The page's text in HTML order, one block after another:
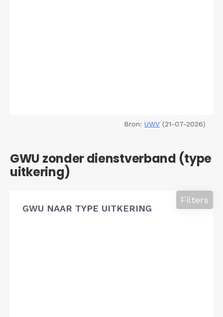
Bron: UWV (21-07-2026)
GWU zonder dienstverband (type
uitkering)
GWU NAAR TYPE UITKERING
Filters